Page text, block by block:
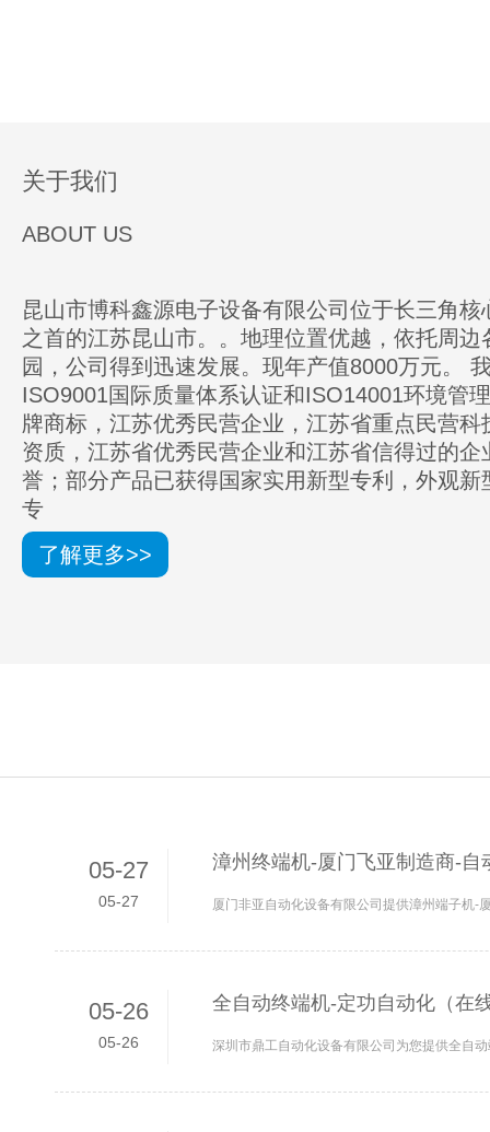
关于我们
ABOUT US
昆山市博科鑫源电子设备有限公司位于长三角核
之首的江苏昆山市。。地理位置优越，依托周边
园，公司得到迅速发展。现年产值8000万元。
ISO9001国际质量体系认证和ISO14001环境管
牌商标，江苏优秀民营企业，江苏省重点民营科
资质，江苏省优秀民营企业和江苏省信得过的企
誉；部分产品已获得国家实用新型专利，外观新
专
了解更多>>
05-27
05-27
漳州终端机-厦门飞亚制造商-自
05-26
05-26
全自动终端机-定功自动化（在